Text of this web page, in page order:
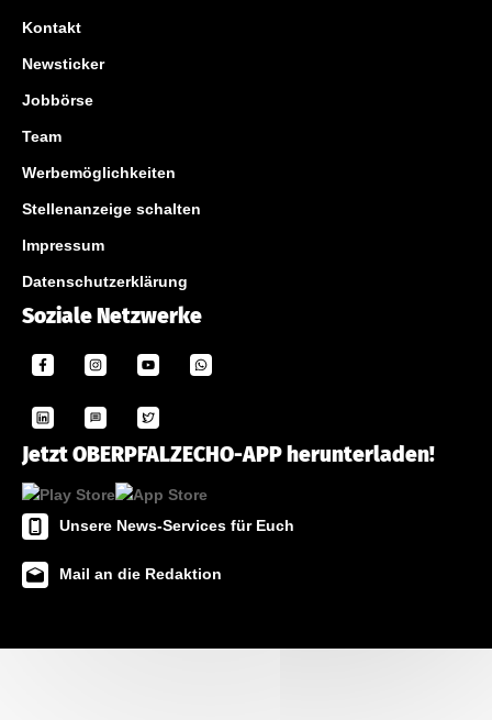
Kontakt
Newsticker
Jobbörse
Team
Werbemöglichkeiten
Stellenanzeige schalten
Impressum
Datenschutzerklärung
Soziale Netzwerke
Jetzt OBERPFALZECHO-APP herunterladen!
Unsere News-Services für Euch
Mail an die Redaktion